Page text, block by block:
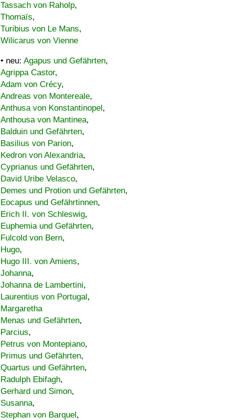
Tassach von Raholp,
Thomaïs,
Turibius von Le Mans,
Wilicarus von Vienne
• neu: Agapus und Gefährten,
Agrippa Castor,
Adam von Crécy,
Andreas von Montereale,
Anthusa von Konstantinopel,
Anthousa von Mantinea,
Balduin und Gefährten,
Basilius von Parion,
Kedron von Alexandria,
Cyprianus und Gefährten,
David Uribe Velasco,
Demes und Protion und Gefährten,
Eocapus und Gefährtinnen,
Erich II. von Schleswig,
Euphemia und Gefährten,
Fulcold von Bern,
Hugo,
Hugo III. von Amiens,
Johanna,
Johanna de Lambertini,
Laurentius von Portugal,
Margaretha
Menas und Gefährten,
Parcius,
Petrus von Montepiano,
Primus und Gefährten,
Quartus und Gefährten,
Radulph Ebifagh,
Gerhard und Simon,
Susanna,
Stephan von Barquel,